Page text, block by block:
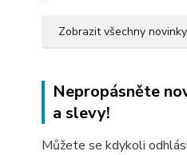
Zobrazit všechny novinky
Nepropásněte
a slevy!
Můžete se kdykoli